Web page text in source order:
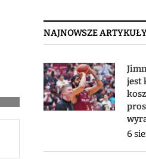
NAJNOWSZE
jest
6